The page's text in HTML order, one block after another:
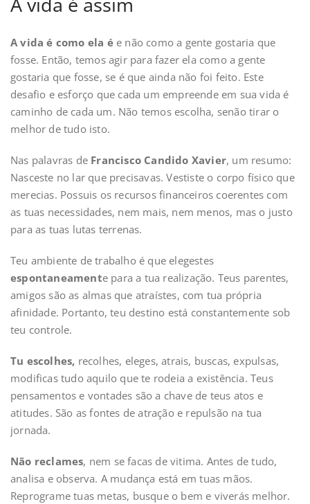
A vida é como ela ée não como a gente gostaria que
fosse. Então, temos agir para fazer ela como a gente
gostaria que fosse, se é que ainda não foi feito. Este
desafio e esforço que cada um empreende em sua vida é
caminho de cada um. Não temos escolha, senão tirar o
melhor de tudo isto.
Nas palavras de Francisco Candido Xavier, um resumo:
Nasceste no lar que precisavas. Vestiste o corpo físico que
merecias. Possuis os recursos financeiros coerentes com
as tuas necessidades, nem mais, nem menos, mas o justo
para as tuas lutas terrenas.
Teu ambiente de trabalho é que elegestes
espontaneamente para a tua realização. Teus parentes,
amigos são as almas que atraístes, com tua própria
afinidade. Portanto, teu destino está constantemente sob
teu controle.
Tu escolhes, recolhes, eleges, atrais, buscas, expulsas,
modificas tudo aquilo que te rodeia a existência. Teus
pensamentos e vontades são a chave de teus atos e
atitudes. São as fontes de atração e repulsão na tua
jornada.
Não reclames, nem se facas de vitima. Antes de tudo,
analisa e observa. A mudança está em tuas mãos.
Reprograme tuas metas, busque o bem e viverás melhor.